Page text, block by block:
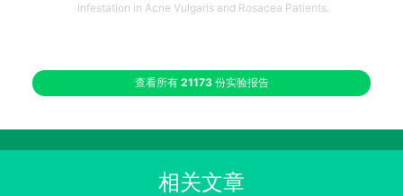
Infestation in Acne Vulgaris and Rosacea Patients.
查看所有 21173份实验报告
相关文章